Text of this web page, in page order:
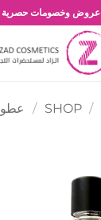
عروض وخصومات حصرية
/
SHOP
/